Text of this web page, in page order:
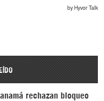
rechazan bloqueo